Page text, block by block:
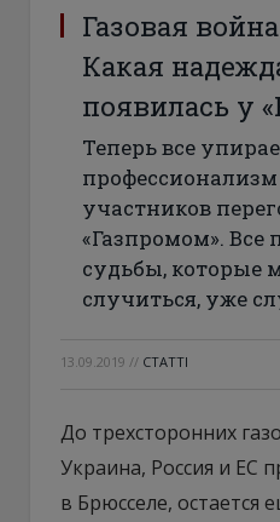
Газовая
Какая
появилась у
Теперь все
участников
«Газпромом». Все
судьбы, которые
случиться, уже
13.09.2019 // СТАТТІ
До трехсторонних
Украина, Россия и ЕС
в Брюсселе, остается